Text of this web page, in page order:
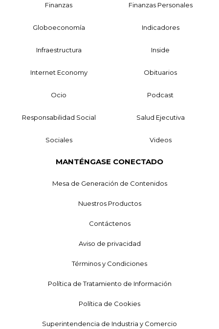
Finanzas Finanzas Personales
Globoeconomía Indicadores
Infraestructura Inside
Internet Economy Obituarios
Ocio Podcast
Responsabilidad Social Salud Ejecutiva
Sociales Videos
MANTÉNGASE CONECTADO
Mesa de Generación de Contenidos
Nuestros Productos
Contáctenos
Aviso de privacidad
Términos y Condiciones
Política de Tratamiento de Información
Política de Cookies
Superintendencia de Industria y Comercio